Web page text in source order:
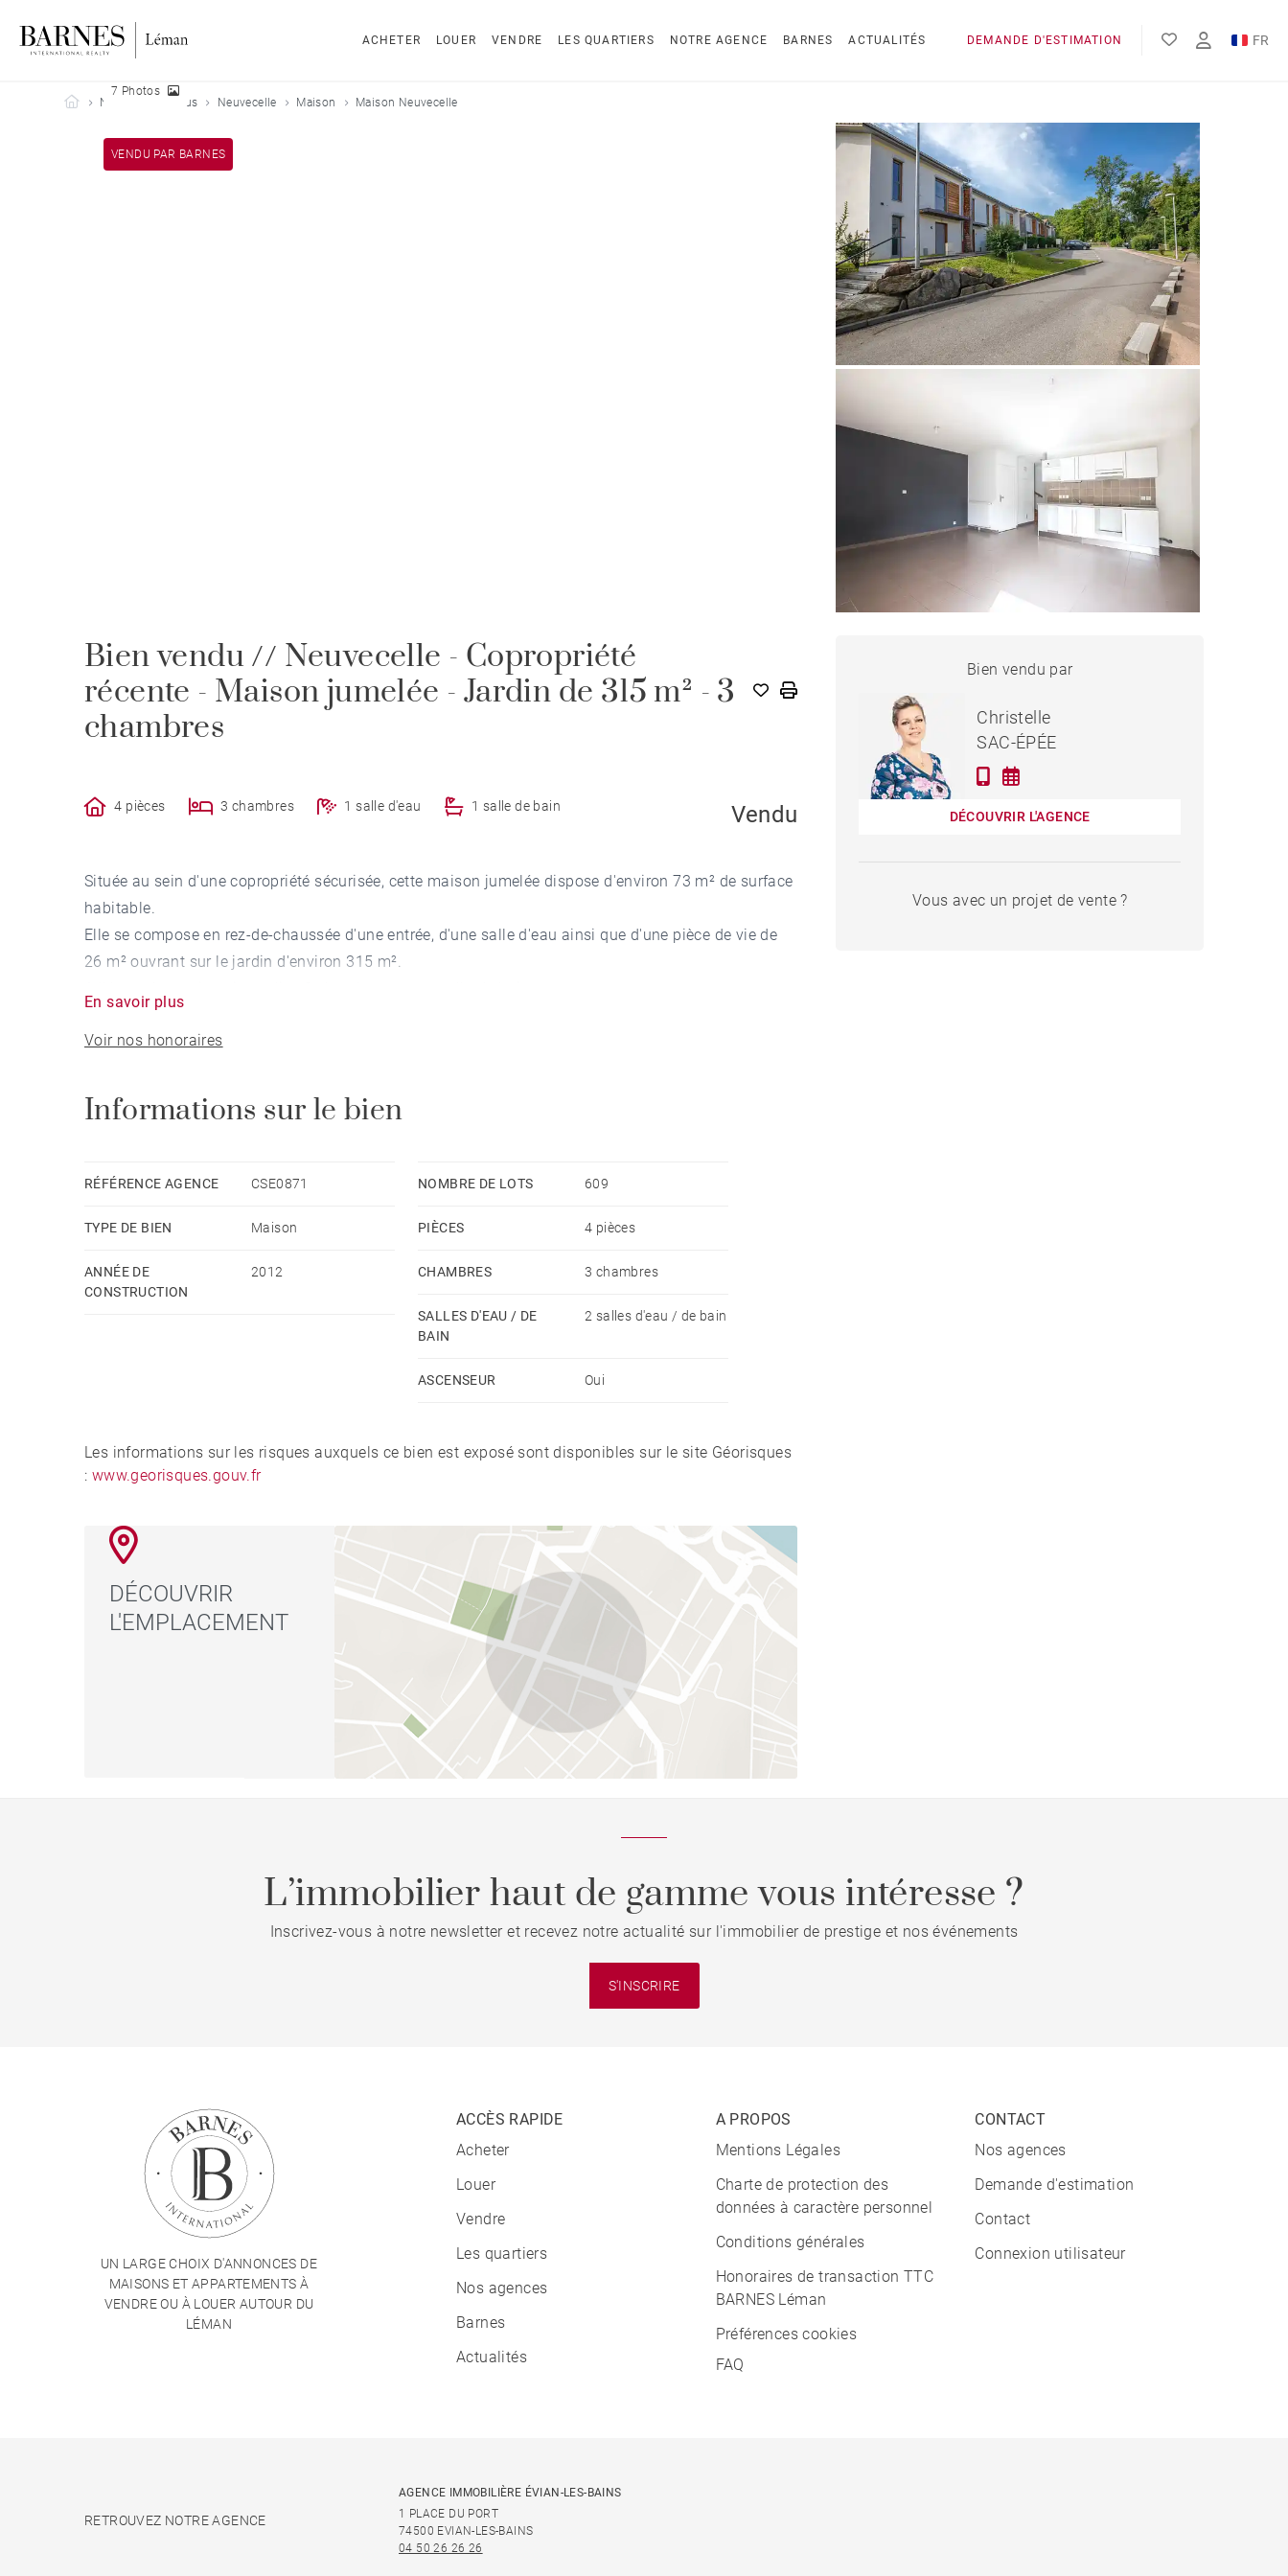
ACHETER LOUER VENDRE LES QUARTIERS NOTRE AGENCE BARNES ACTUALITÉS DEMANDE D'ESTIMATION
FR
Barnes Leman
Nos biens vendus Neuvecelle Maison Maison Neuvecelle
VENDU PAR BARNES
7 Photos
Bien vendu // Neuvecelle - Copropriété
récente - Maison jumelée - Jardin de 315 m² - 3
chambres
4 pièces 3 chambres 1 salle d'eau 1 salle de bain Vendu
Située au sein d'une copropriété sécurisée, cette maison jumelée dispose d'environ 73 m² de surface
habitable.
Elle se compose en rez-de-chaussée d'une entrée, d'une salle d'eau ainsi que d'une pièce de vie de
26 m² ouvrant sur le jardin d'environ 315 m².
Un garage, une place de parking extérieur et une cave complètent ce bien.
En savoir plus
Voir nos honoraires
Informations sur le bien
RÉFÉRENCE AGENCE CSE0871
TYPE DE BIEN Maison
ANNÉE DE
CONSTRUCTION
2012
NOMBRE DE LOTS 609
PIÈCES 4 pièces
CHAMBRES 3 chambres
SALLES D'EAU / DE
BAIN
2 salles d'eau / de bain
ASCENSEUR Oui
Les informations sur les risques auxquels ce bien est exposé sont disponibles sur le site Géorisques
: www.georisques.gouv.fr
DÉCOUVRIR
L'EMPLACEMENT
MAISON NEUVECELLE
Bien vendu par
Christelle
SAC-ÉPÉE
DÉCOUVRIR L'AGENCE
Vous avec un projet de vente ?
L’immobilier haut de gamme vous intéresse ?
Inscrivez-vous à notre newsletter et recevez notre actualité sur l'immobilier de prestige et nos événements
S'INSCRIRE
UN LARGE CHOIX D'ANNONCES DE
MAISONS ET APPARTEMENTS À
VENDRE OU À LOUER AUTOUR DU
LÉMAN
ACCÈS RAPIDE
Acheter
Louer
Vendre
Les quartiers
Nos agences
Barnes
Actualités
A PROPOS
Mentions Légales
Charte de protection des
données à caractère personnel
Conditions générales
Honoraires de transaction TTC
BARNES Léman
Préférences cookies
FAQ
CONTACT
Nos agences
Demande d'estimation
Contact
Connexion utilisateur
RETROUVEZ NOTRE AGENCE
AGENCE IMMOBILIÈRE ÉVIAN-LES-BAINS
1 PLACE DU PORT
74500 EVIAN-LES-BAINS
04 50 26 26 26